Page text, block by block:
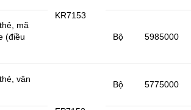
KR7153
mã
(điều
Bộ 5985000
vân
Bộ 5775000